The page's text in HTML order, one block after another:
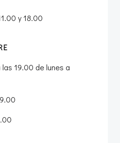
y 18.00
19.00 de lunes a